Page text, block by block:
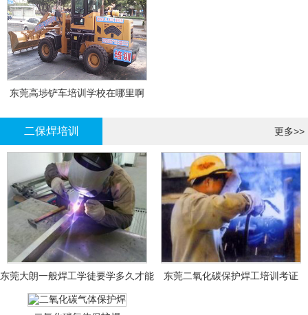
东莞高埗铲车培训学校在哪里啊
二保焊培训 更多>>
东莞大朗一般焊工学徒要学多久才能
拿证？
东莞二氧化碳保护焊工培训考证